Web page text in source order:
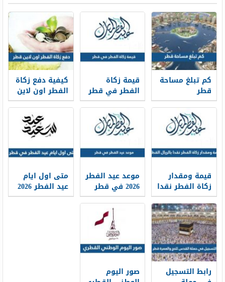
كم تبلغ مساحة
قطر
قيمة زكاة
الفطر في قطر
2026
كيفية دفع زكاة
الفطر اون لاين
قطر 2026
قيمة ومقدار
زكاة الفطر نقدا
بالريال القطري
2026
موعد عيد الفطر
2026 في قطر
متى اول ايام
عيد الفطر 2026
في قطر
رابط التسجيل صور اليوم